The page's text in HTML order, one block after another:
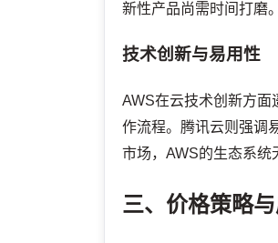
新性产品尚需时间打磨。
技术创新与易用性
AWS在云技术创新方
作流程。腾讯云则强调
市场，AWS的生态系统
三、价格策略